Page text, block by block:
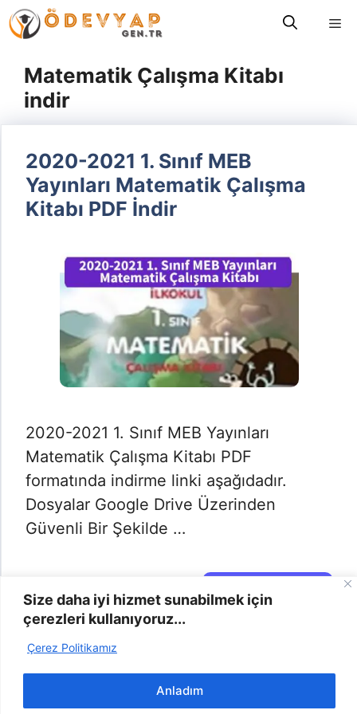
Size daha iyi hizmet sunabilmek için
çerezleri kullanıyoruz...
Çerez Politikamız
Anladım
İçeriğe
atla
Matematik Çalışma Kitabı
indir
2020-2021 1. Sınıf MEB
Yayınları Matematik Çalışma
Kitabı PDF İndir
2020-2021 1. Sınıf MEB Yayınları
Matematik Çalışma Kitabı PDF
formatında indirme linki aşağıdadır.
Dosyalar Google Drive Üzerinden
Güvenli Bir Şekilde …
Daha Fazlası →
2025 | Odevyap.gen.tr © -info@odevyap.gen.tr-Bize
Gizlilik Politikası